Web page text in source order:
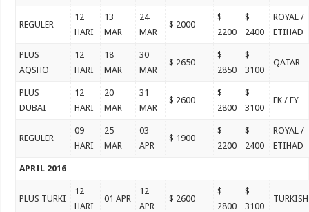
REGULER
12
HARI
13
MAR
24
MAR
$ 2000
$
2200
$
2400
ROYAL /
ETIHAD
PLUS
AQSHO
12
HARI
18
MAR
30
MAR
$ 2650
$
2850
$
3100
QATAR
PLUS
DUBAI
12
HARI
20
MAR
31
MAR
$ 2600
$
2800
$
3100
EK / EY
REGULER
09
HARI
25
MAR
03
APR
$ 1900
$
2200
$
2400
ROYAL /
ETIHAD
APRIL 2016
PLUS TURKI
12
HARI
01 APR
12
APR
$ 2600
$
2800
$
3100
TURKISH